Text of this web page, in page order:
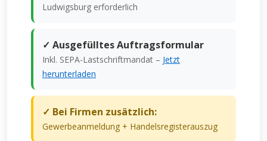
Ludwigsburg erforderlich
✓ Ausgefülltes Auftragsformular
Inkl. SEPA-Lastschriftmandat – Jetzt
herunterladen
✓ Bei Firmen zusätzlich:
Gewerbeanmeldung + Handelsregisterauszug